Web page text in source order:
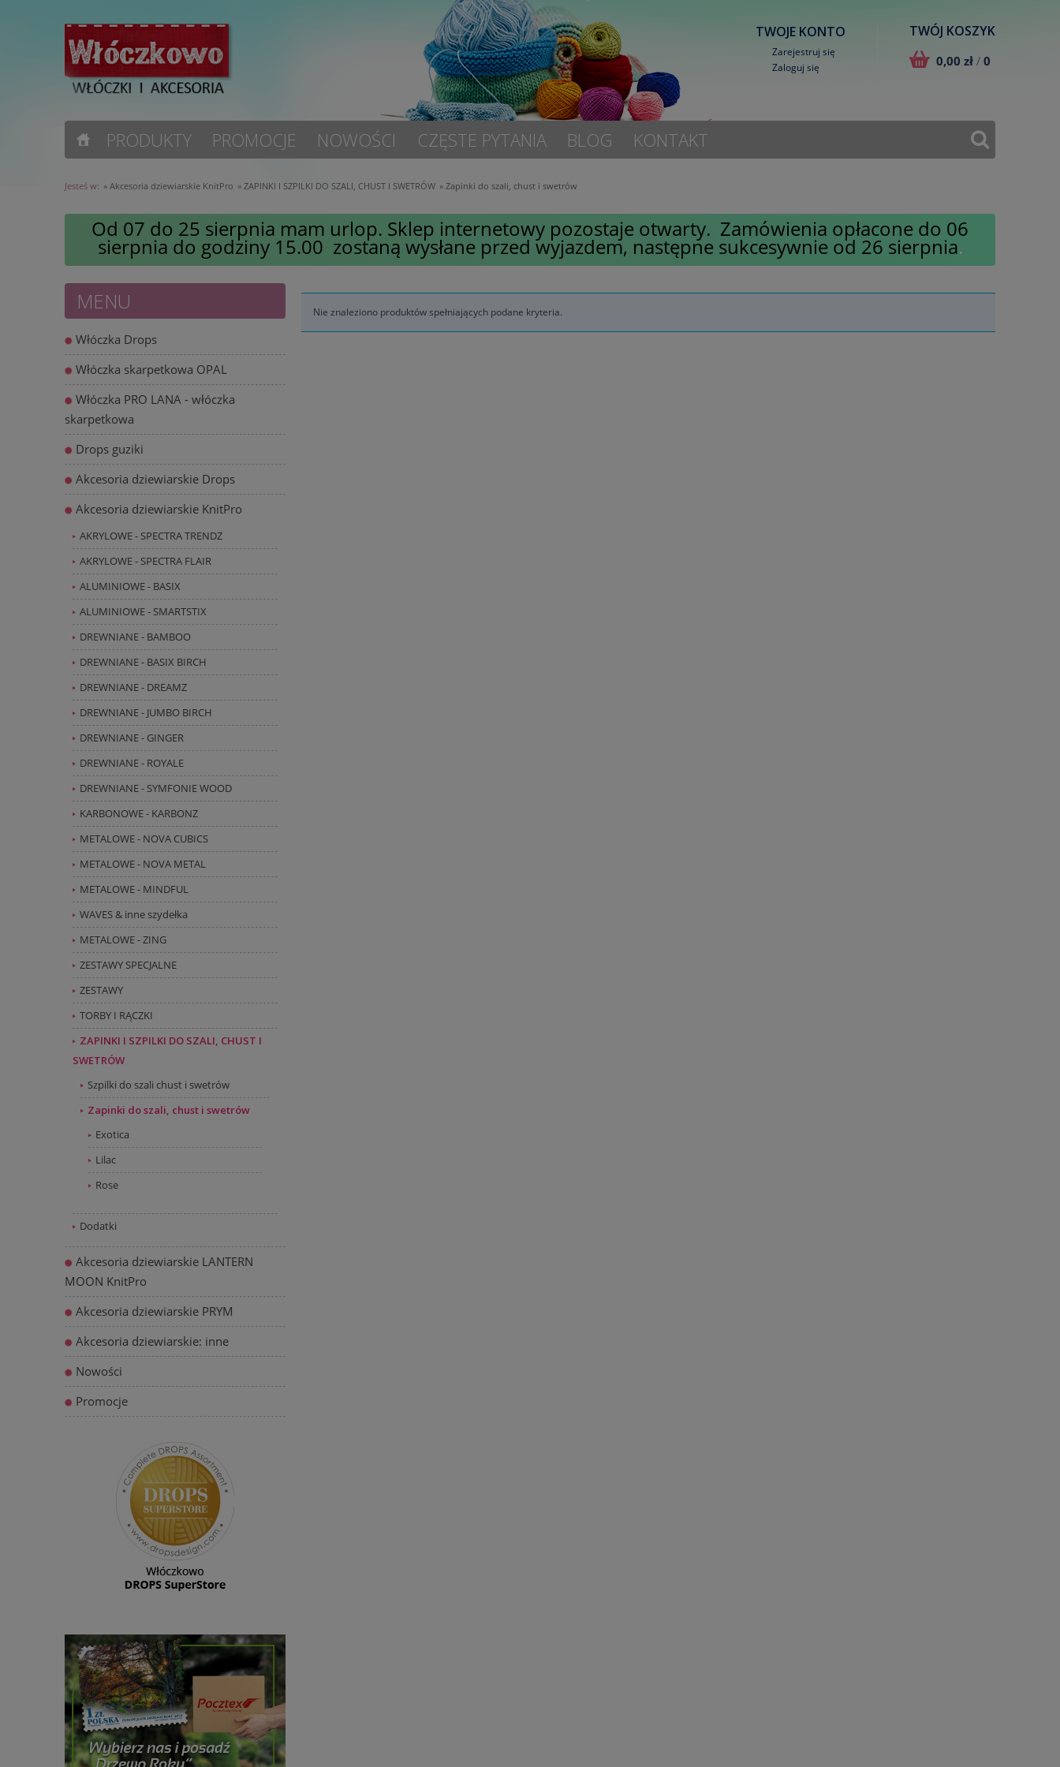
TWÓJ KOSZYK
0,00 zł / 0
TWOJE KONTO
Zarejestruj się
Zaloguj się
PRODUKTY PROMOCJE NOWOŚCI CZĘSTE PYTANIA BLOG KONTAKT
Jesteś w: » Akcesoria dziewiarskie KnitPro » ZAPINKI I SZPILKI DO SZALI, CHUST I SWETRÓW » Zapinki do szali, chust i swetrów
Od 07 do 25 sierpnia mam urlop. Sklep internetowy pozostaje otwarty. Zamówienia opłacone do 06
sierpnia do godziny 15.00 zostaną wysłane przed wyjazdem, następne sukcesywnie od 26 sierpnia.
MENU
Włóczka Drops
Włóczka skarpetkowa OPAL
Włóczka PRO LANA - włóczka
skarpetkowa
Drops guziki
Akcesoria dziewiarskie Drops
Akcesoria dziewiarskie KnitPro
AKRYLOWE - SPECTRA TRENDZ
AKRYLOWE - SPECTRA FLAIR
ALUMINIOWE - BASIX
ALUMINIOWE - SMARTSTIX
DREWNIANE - BAMBOO
DREWNIANE - BASIX BIRCH
DREWNIANE - DREAMZ
DREWNIANE - JUMBO BIRCH
DREWNIANE - GINGER
DREWNIANE - ROYALE
DREWNIANE - SYMFONIE WOOD
KARBONOWE - KARBONZ
METALOWE - NOVA CUBICS
METALOWE - NOVA METAL
METALOWE - MINDFUL
WAVES & inne szydełka
METALOWE - ZING
ZESTAWY SPECJALNE
ZESTAWY
TORBY I RĄCZKI
ZAPINKI I SZPILKI DO SZALI, CHUST I
SWETRÓW
Szpilki do szali chust i swetrów
Zapinki do szali, chust i swetrów
Exotica
Lilac
Rose
Dodatki
Akcesoria dziewiarskie LANTERN
MOON KnitPro
Akcesoria dziewiarskie PRYM
Akcesoria dziewiarskie: inne
Nowości
Promocje
Nie znaleziono produktów spełniających podane kryteria.